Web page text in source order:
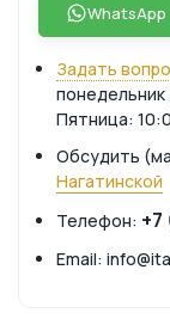
WhatsApp
Задать
Пятница:
Обсудить
Нагатинской
Телефон:
Email: